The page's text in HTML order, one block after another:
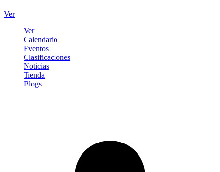
Ver
Ver
Calendario
Eventos
Clasificaciones
Noticias
Tienda
Blogs